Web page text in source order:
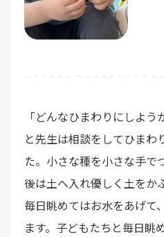
「どんなひまわりにしよ
と先生は相談をしてひまわ
た。小さな種を小さな手で
後は土へ入れ優しく土をか
毎日眺めてはお水をあげて
ます。子どもたちと毎日眺